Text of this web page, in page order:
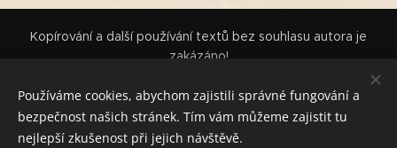
Kopírování a další používání textů bez souhlasu autora je
zakázáno!
Pokud se vám obsah líbí, podpořte jej sdílením nebo nákupem
knihy. Děkuji!
Cookies
Používáme cookies, abychom zajistili správné fungování a
bezpečnost našich stránek. Tím vám můžeme zajistit tu
nejlepší zkušenost při jejich návštěvě.